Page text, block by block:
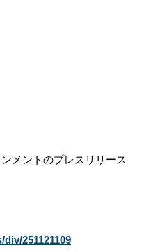
メントのプレスリリース
251121109